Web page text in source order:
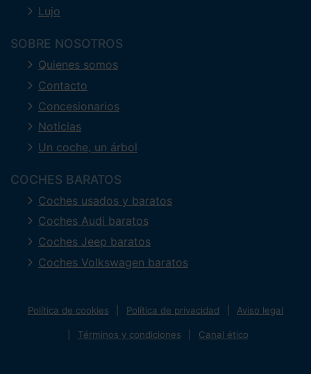
Lujo
SOBRE NOSOTROS
Quienes somos
Contacto
Concesionarios
Noticias
Un coche, un árbol
COCHES BARATOS
Coches usados y baratos
Coches Audi baratos
Coches Jeep baratos
Coches Volkswagen baratos
Política de cookies Política de privacidad Aviso legal
Términos y condiciones Canal ético